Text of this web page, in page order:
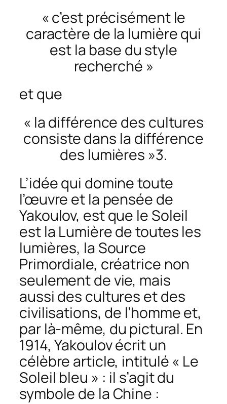
« c’est précisément le
caractère de la lumière qui
est la base du style
recherché »
et que
« la différence des cultures
consiste dans la différence
des lumières »3.
L’idée qui domine toute
l’œuvre et la pensée de
Yakoulov, est que le Soleil
est la Lumière de toutes les
lumières, la Source
Primordiale, créatrice non
seulement de vie, mais
aussi des cultures et des
civilisations, de l’homme et,
par là-même, du pictural. En
1914, Yakoulov écrit un
célèbre article, intitulé « Le
Soleil bleu » : il s’agit du
symbole de la Chine :